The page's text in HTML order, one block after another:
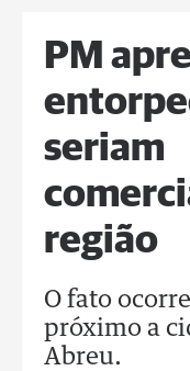
PM
seriam
região
O fato
próximo a
Abreu.